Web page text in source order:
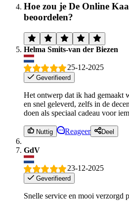
Hoe zou je De Online
beoordelen?
Helma Smits-van der Biezen
25-12-2025
Geverifieerd
Het ontwerp dat ik had gemaakt
en snel geleverd, zelfs in de
doen als speciaal cadeau voor
Nuttig Reageer Deel
GdV
23-12-2025
Geverifieerd
Snelle service en mooi verzorgd